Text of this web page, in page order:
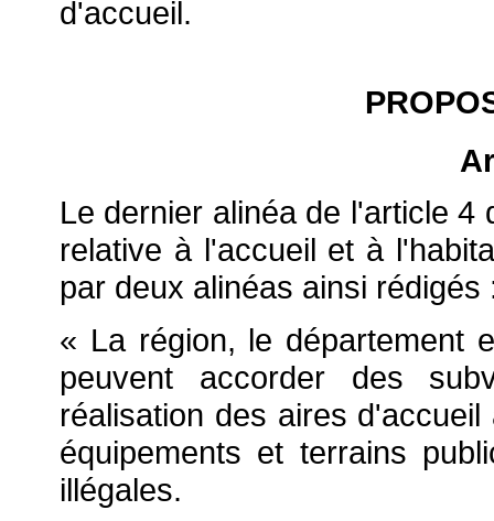
d'accueil.
Le dernier alinéa de l'article 4
relative à l'accueil et à
par deux alinéas ainsi rédigés
« La région, le département
peuvent accorder des
réalisation des aires
équipements et terrains
illégales.